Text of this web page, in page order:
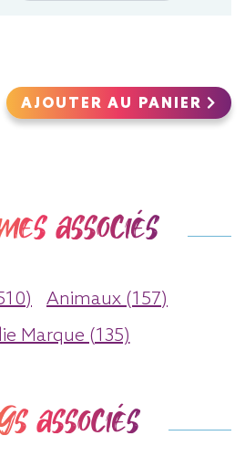
AJOUTER AU PANIER
associés
Animaux (157)
Marque (135)
associés